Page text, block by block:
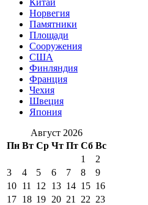
Норвегия
Памятники
Площади
Сооружения
США
Финляндия
Франция
Чехия
Швеция
Япония
Август 2026
Пн Вт Ср Чт Пт Сб Вс
1
2
3
4 5 6 7 8
9
10 11 12 13 14 15 16
17 18 19 20 21 22 23